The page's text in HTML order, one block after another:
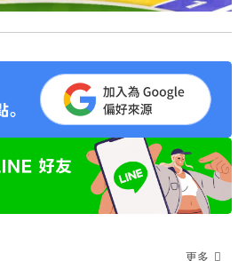
更多